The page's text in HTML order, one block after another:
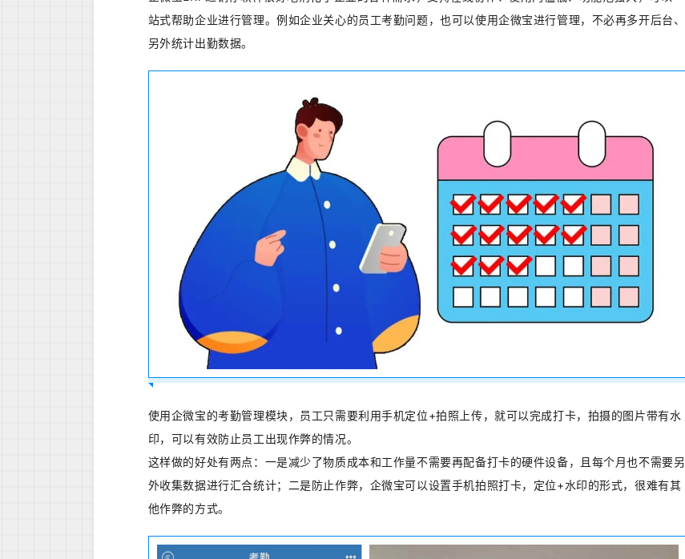
站式帮助企业进行管理。例如企业关心的员工考勤问题，也可以使用企微宝进行管理，不必再多开后台、
另外统计出勤数据。
使用企微宝的考勤管理模块，员工只需要利用手机定位+拍照上传，就可以完成打卡，拍摄的图片带有水
印，可以有效防止员工出现作弊的情况。
这样做的好处有两点：一是减少了物质成本和工作量不需要再配备打卡的硬件设备，且每个月也不需要另
外收集数据进行汇合统计；二是防止作弊，企微宝可以设置手机拍照打卡，定位+水印的形式，很难有其
他作弊的方式。